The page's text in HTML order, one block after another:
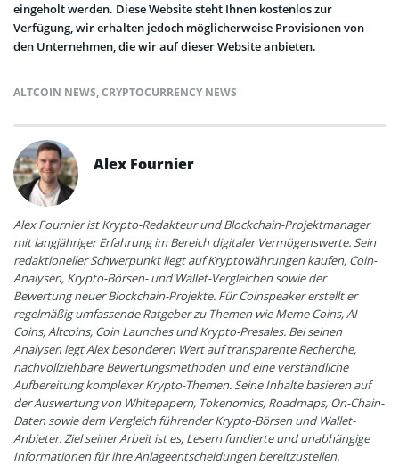
eingeholt werden. Diese Website steht Ihnen kostenlos zur
Verfügung, wir erhalten jedoch möglicherweise Provisionen von
den Unternehmen, die wir auf dieser Website anbieten.
ALTCOIN NEWS,CRYPTOCURRENCY NEWS
Alex Fournier
Alex Fournier ist Krypto-Redakteur und Blockchain-Projektmanager
mit langjähriger Erfahrung im Bereich digitaler Vermögenswerte. Sein
redaktioneller Schwerpunkt liegt auf Kryptowährungen kaufen, Coin-
Analysen, Krypto-Börsen- und Wallet-Vergleichen sowie der
Bewertung neuer Blockchain-Projekte. Für Coinspeaker erstellt er
regelmäßig umfassende Ratgeber zu Themen wie Meme Coins, AI
Coins, Altcoins, Coin Launches und Krypto-Presales. Bei seinen
Analysen legt Alex besonderen Wert auf transparente Recherche,
nachvollziehbare Bewertungsmethoden und eine verständliche
Aufbereitung komplexer Krypto-Themen. Seine Inhalte basieren auf
der Auswertung von Whitepapern, Tokenomics, Roadmaps, On-Chain-
Daten sowie dem Vergleich führender Krypto-Börsen und Wallet-
Anbieter. Ziel seiner Arbeit ist es, Lesern fundierte und unabhängige
Informationen für ihre Anlageentscheidungen bereitzustellen.